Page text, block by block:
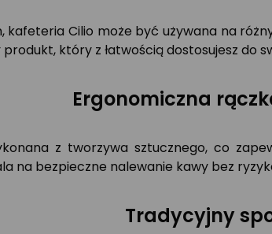
kafeteria Cilio może być używana na
który z łatwością dostosujesz do
Ergonomiczna
z tworzywa sztucznego, co
na bezpieczne nalewanie kawy bez
Tradycyjny